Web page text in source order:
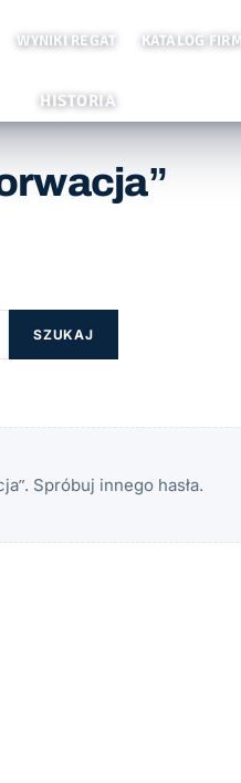
WYNIKI REGAT KATALOG FIRM
HISTORIA
SZUKAJ
Spróbuj innego hasła.